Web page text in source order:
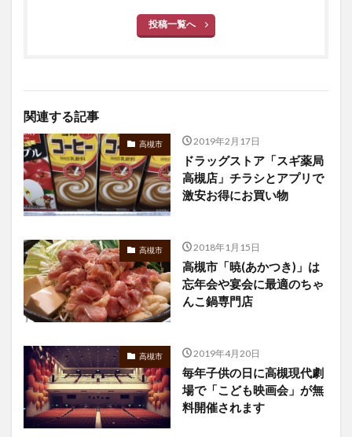
投稿一覧へ
関連する記事
高槻市 2019年2月17日
ドラッグストア「スギ薬局
高槻店」チラシとアプリで
激安お得にお買い物
高槻市 2018年1月15日
高槻市「暁(あかつき)」は
忘年会や宴会に最適のちゃ
んこ鍋専門店
高槻市 2019年4月20日
毎年子供の日に高槻現代劇
場で「こども映画会」が無
料開催されます